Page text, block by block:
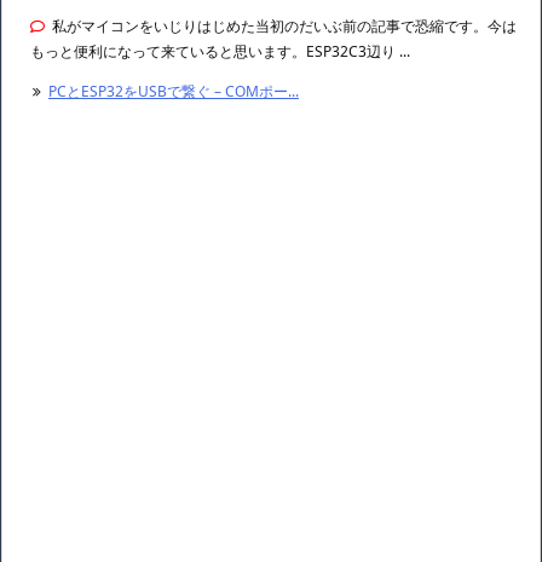
私がマイコンをいじりはじめた当初のだいぶ前の記事で恐縮です。今は
もっと便利になって来ていると思います。ESP32C3辺り ...
PCとESP32をUSBで繋ぐ – COMポー...